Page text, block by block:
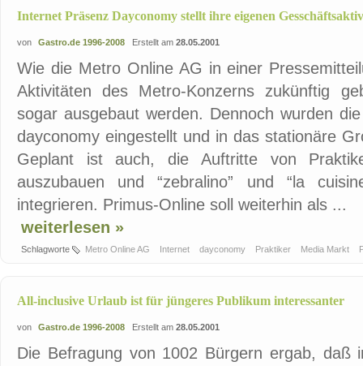
Internet Präsenz Dayconomy stellt ihre eigenen
von Gastro.de 1996-2008 Erstellt am 28.05.2001
Wie die Metro Online AG in einer
Aktivitäten des Metro-Konzerns zukünftig
sogar ausgebaut werden. Dennoch wurden
dayconomy eingestellt und in das stationäre
Geplant ist auch, die Auftritte von
auszubauen und “zebralino” und “la
integrieren. Primus-Online soll weiterhin als ...
weiterlesen »
Schlagworte Metro Online AG Internet dayconomy Praktiker Media Markt
All-inclusive Urlaub ist für jüngeres Publikum interessanter
von Gastro.de 1996-2008 Erstellt am 28.05.2001
Die Befragung von 1002 Bürgern ergab, daß